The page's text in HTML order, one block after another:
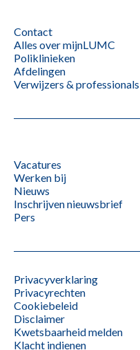
Contact
Alles over mijnLUMC
Poliklinieken
Afdelingen
Verwijzers & professionals
Vacatures
Werken bij
Nieuws
Inschrijven nieuwsbrief
Pers
Privacyverklaring
Privacyrechten
Cookiebeleid
Disclaimer
Kwetsbaarheid melden
Klacht indienen